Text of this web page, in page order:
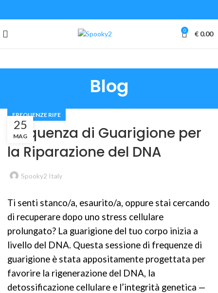
0 € 0.00
Blog
FREQUENZE RIFE
Frequenza di Guarigione per
la Riparazione del DNA
Spooky2 Italy
25
MAG
Ti senti stanco/a, esaurito/a, oppure stai cercando
di recuperare dopo uno stress cellulare
prolungato? La guarigione del tuo corpo inizia a
livello del DNA. Questa sessione di frequenze di
guarigione è stata appositamente progettata per
favorire la rigenerazione del DNA, la
detossificazione cellulare e l’integrità genetica —
periodo limitato: codice scontoHEALING2026🌊